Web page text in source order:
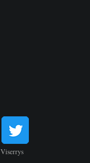
Viserrys